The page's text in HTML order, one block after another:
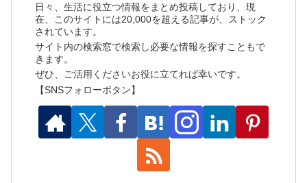
日々、生活に役立つ情報をまとめ投稿しており、現
在、このサイトには20,000を超える記事が、ストック
されています。
サイト内の検索窓で検索し必要な情報を探すこともで
きます。
ぜひ、ご活用くださいお役に立てれば幸いです。
【SNSフォローボタン】